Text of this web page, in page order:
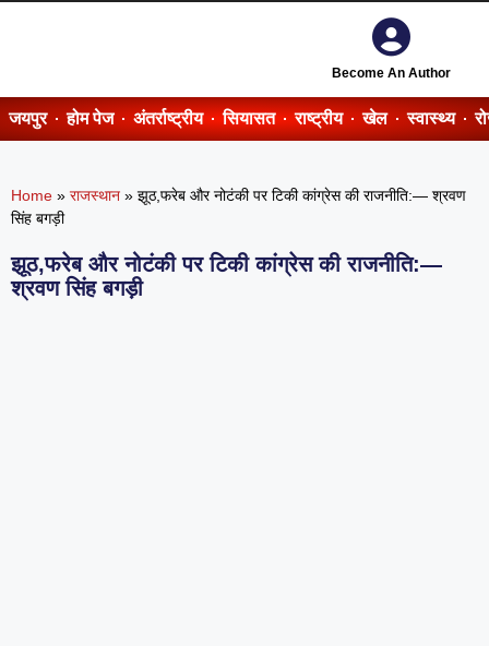
Become An Author
जयपुर होम पेज अंतर्राष्ट्रीय सियासत राष्ट्रीय खेल स्वास्थ्य
Home » राजस्थान » झूठ,फरेब और नोटंकी पर टिकी कांग्रेस की राजनीति:— श्रवण
सिंह बगड़ी
झूठ,फरेब और नोटंकी पर टिकी कांग्रेस की राजनीति:—
श्रवण सिंह बगड़ी